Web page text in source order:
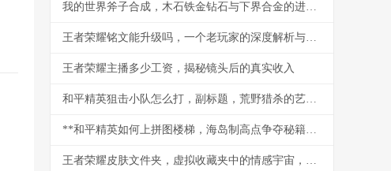
我的世界斧子合成，木石铁金钻石与下界合金的进化之路
王者荣耀铭文能升级吗，一个老玩家的深度解析与铭文系统演进思考
王者荣耀主播多少工资，揭秘镜头后的真实收入
和平精英狙击小队怎么打，副标题，荒野猎杀的艺术与战术
**和平精英如何上拼图楼梯，海岛制高点争夺秘籍，副标题：战术攀登与点位控制全解析**
王者荣耀皮肤文件夹，虚拟收藏夹中的情感宇宙，副标题，数字皮囊下跳动的玩家之心